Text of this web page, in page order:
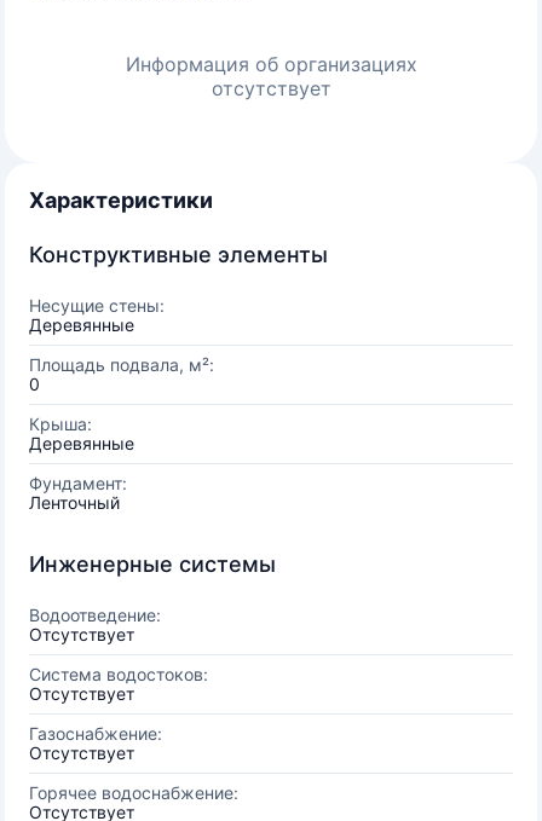
Информация об организациях
отсутствует
Характеристики
Конструктивные элементы
Несущие стены:
Деревянные
Площадь подвала, м²:
0
Крыша:
Деревянные
Фундамент:
Ленточный
Инженерные системы
Водоотведение:
Отсутствует
Система водостоков:
Отсутствует
Газоснабжение:
Отсутствует
Горячее водоснабжение:
Отсутствует